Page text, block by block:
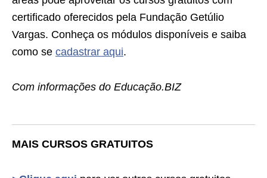
certificado oferecidos pela Fundação Getúlio
Vargas. Conheça os módulos disponíveis e saiba
como se cadastrar aqui.
Com informações do Educação.BIZ
MAIS CURSOS GRATUITOS